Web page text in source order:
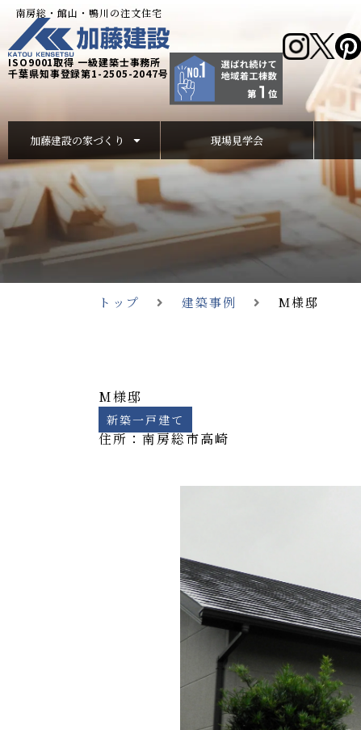
南房総・館山・鴨川の注文住宅
ISO9001取得 一級建築士事務所
千葉県知事登録第1-2505-2047号
加藤建設の家づくり 現場見学会
トップ 建築事例 M様邸
M様邸
新築一戸建て
住所：南房総市高崎